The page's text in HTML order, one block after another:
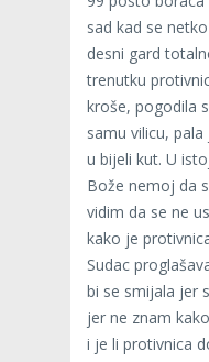
sad kad se
desni gard
trenutku
kroše, pogodila
samu vilicu,
u bijeli kut. U
Bože nemoj da
vidim da se ne
kako je
Sudac
bi se smijala jer
jer ne znam
i je li protivnica